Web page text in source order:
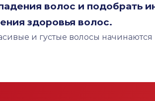
волос и подобрать
здоровья волос.
и густые волосы